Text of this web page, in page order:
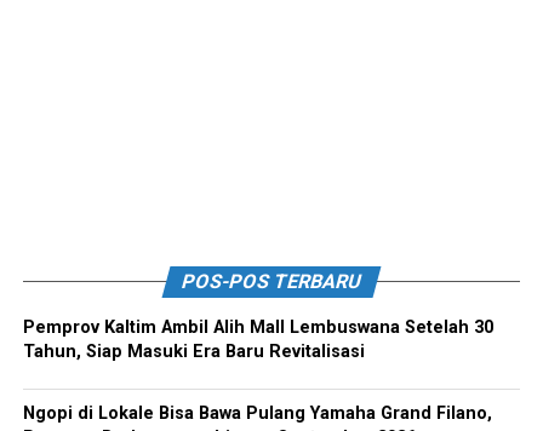
POS-POS TERBARU
Pemprov Kaltim Ambil Alih Mall Lembuswana Setelah 30
Tahun, Siap Masuki Era Baru Revitalisasi
Ngopi di Lokale Bisa Bawa Pulang Yamaha Grand Filano,